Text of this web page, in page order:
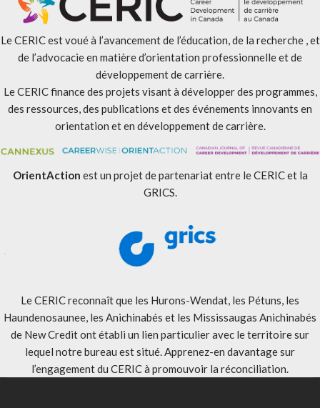
Le CERIC est voué à l’avancement de l’éducation, de la recherche , et
de l’advocacie en matière d’orientation professionnelle et de
développement de carrière.
Le CERIC finance des projets visant à développer des programmes,
des ressources, des publications et des événements innovants en
orientation et en développement de carrière.
OrientAction est un projet de partenariat entre le CERIC et la
GRICS.
Le CERIC reconnaît que les Hurons-Wendat, les Pétuns, les
Haundenosaunee, les Anichinabés et les Mississaugas Anichinabés
de New Credit ont établi un lien particulier avec le territoire sur
lequel notre bureau est situé. Apprenez-en davantage sur
l’engagement du CERIC à promouvoir la réconciliation.